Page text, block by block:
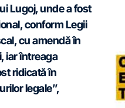
Lugoj, unde a fost
conform Legii
cu amendă în
iar întreaga
ridicată în
legale”,